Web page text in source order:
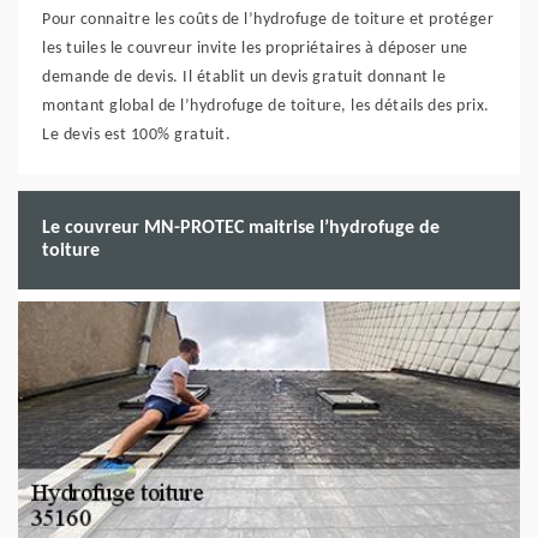
Pour connaitre les coûts de l’hydrofuge de toiture et protéger
les tuiles le couvreur invite les propriétaires à déposer une
demande de devis. Il établit un devis gratuit donnant le
montant global de l’hydrofuge de toiture, les détails des prix.
Le devis est 100% gratuit.
Le couvreur MN-PROTEC maitrise l’hydrofuge de
toiture